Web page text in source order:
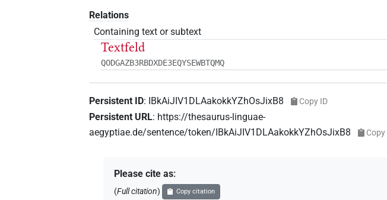
Relations
Containing text or subtext
Textfeld
QODGAZB3RBDXDE3EQYSEWBTQMQ
Persistent ID: IBkAiJIV1DLAakokkYZhOsJixB8 Copy ID
Persistent URL: https://thesaurus-linguae-
aegyptiae.de/sentence/token/IBkAiJIV1DLAakokkYZhOsJixB8
Copy
Please cite as:
(Full citation) Copy citation